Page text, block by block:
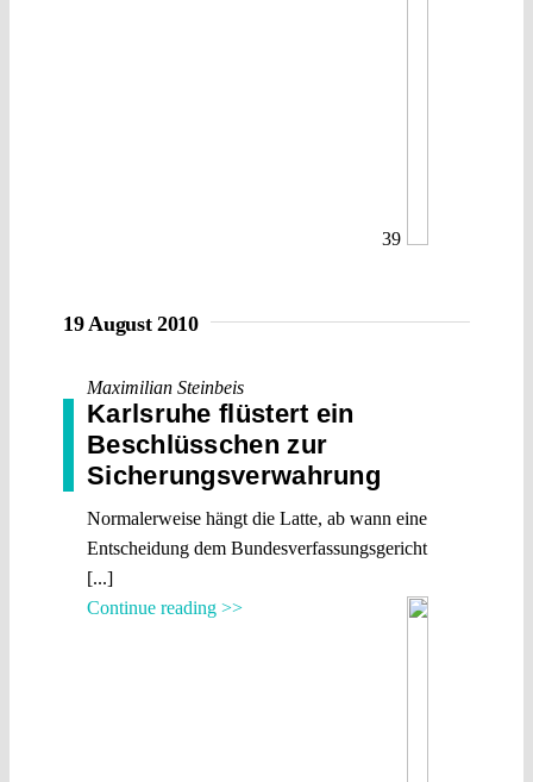
39
19 August 2010
Maximilian Steinbeis
Karlsruhe flüstert ein
Beschlüsschen zur
Sicherungsverwahrung
Normalerweise hängt die Latte, ab wann eine
Entscheidung dem Bundesverfassungsgericht
[...]
Continue reading >>